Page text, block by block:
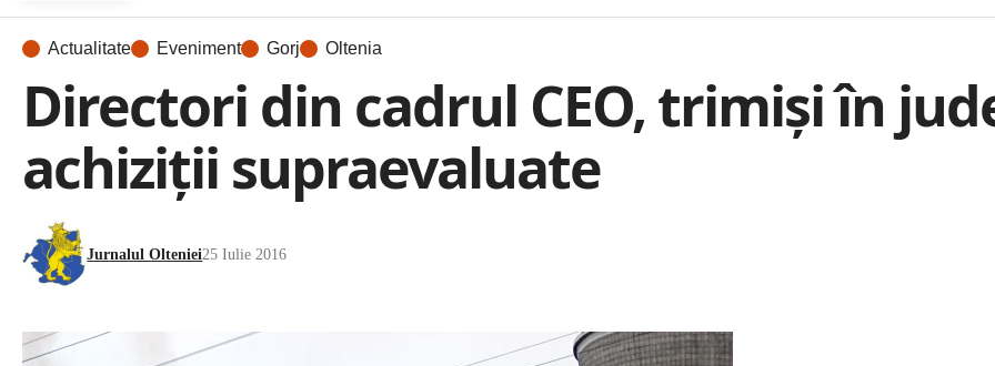
Actualitate Eveniment Gorj Oltenia
Directori din cadrul CEO, trimiși în
achiziții supraevaluate
Jurnalul Olteniei25 Iulie 2016